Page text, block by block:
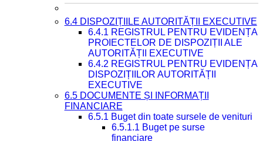
6.4 DISPOZIȚIILE AUTORITĂȚII EXECUTIVE
6.4.1 REGISTRUL PENTRU EVIDENȚA
PROIECTELOR DE DISPOZIȚII ALE
AUTORITĂȚII EXECUTIVE
6.4.2 REGISTRUL PENTRU EVIDENȚA
DISPOZIȚIILOR AUTORITĂȚII
EXECUTIVE
6.5 DOCUMENTE ȘI INFORMAȚII
FINANCIARE
6.5.1 Buget din toate sursele de venituri
6.5.1.1 Buget pe surse
financiare